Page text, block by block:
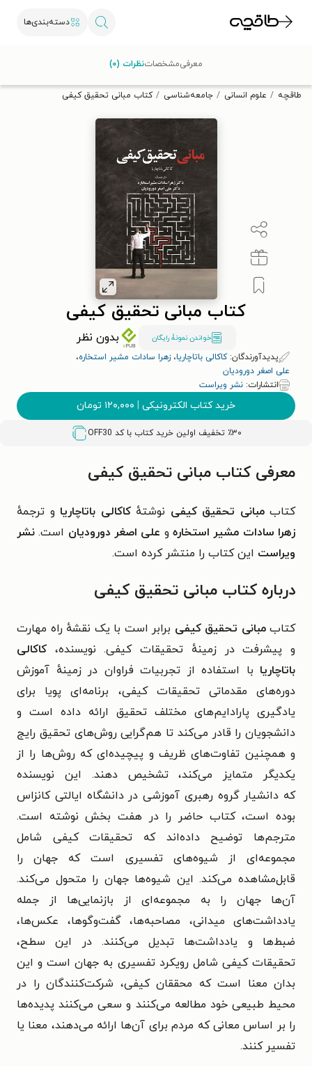
دسته‌بندی‌ها
تخفیف از طاقچه دریافت کن.
طاقچه علوم انسانی جامعه‌شناسی کتاب مبانی تحقیق کیفی
کتاب مبانی تحقیق کیفی
خواندن نمونۀ رایگان بدون نظر
پدیدآورندگان:کاکالی باتاچاریا، زهرا سادات مشیر استخاره،
علی اصغر دورودیان
انتشارات: نشر ویراست
خرید کتاب الکترونیکی | ۱۲۰,۰۰۰ تومان
٪۳۰ تخفیف اولین خرید کتاب با کد OFF30
معرفیمشخصاتنظرات (۰)
معرفی کتاب مبانی تحقیق کیفی
کتابمبانی تحقیق کیفی نوشتهٔکاکالی باتاچاریا و ترجمهٔ
زهرا سادات مشیر استخارهو علی اصغر دورودیان است. نشر
ویراست این کتاب را منتشر کرده است.
درباره کتاب مبانی تحقیق کیفی
کتابمبانی تحقیق کیفی برابر است با یک نقشهٔ راه مهارت
و پیشرفت در زمینهٔ تحقیقات کیفی. نویسنده، کاکالی
باتاچاریا با استفاده از تجربیات فراوان در زمینهٔ آموزش
دوره‌های مقدماتی تحقیقات کیفی، برنامه‌ای پویا برای
یادگیری پارادایم‌های مختلف تحقیق ارائه داده است و
دانشجویان را قادر می‌کند تا هم‌گرایی روش‌های تحقیق رایج
و همچنین تفاوت‌های ظریف و پیچیده‌ای که روش‌ها را از
یکدیگر متمایز می‌کند، تشخیص دهند. این نویسنده
که دانشیار گروه رهبری آموزشی در دانشگاه ایالتی کانزاس
بوده است، کتاب حاضر را در هفت بخش نوشته است.
مترجم‌ها توضیح داده‌اند که تحقیقات کیفی شامل
مجموعه‌ای از شیوه‌های تفسیری است که جهان را
قابل‌مشاهده می‌کند. این شیوه‌ها جهان را متحول می‌کند.
آن‌ها جهان را به مجموعه‌ای از بازنمایی‌ها از جمله
یادداشت‌های میدانی، مصاحبه‌ها، گفت‌وگوها، عکس‌ها،
ضبط‌ها و یادداشت‌ها تبدیل می‌کنند. در این سطح،
تحقیقات کیفی شامل رویکرد تفسیری به جهان است و این
بدان معنا است که محققان کیفی، شرکت‌کنندگان را در
محیط طبیعی خود مطالعه می‌کنند و سعی می‌کنند پدیده‌ها
را بر اساس معانی که مردم برای آن‌ها ارائه می‌دهند، معنا یا
تفسیر کنند.